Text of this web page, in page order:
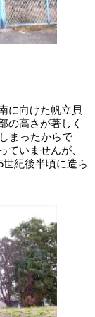
に向けた帆立貝
の高さが著しく
まったからで
ていませんが、
紀後半頃に造ら